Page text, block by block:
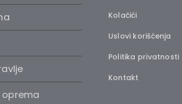
oprema
Kolačići
Uslovi korišćenja
Politika privatnosti
Kontakt